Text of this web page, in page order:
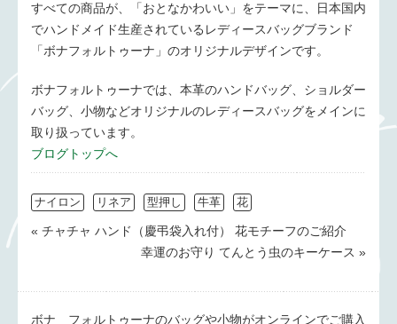
すべての商品が、「おとなかわいい」をテーマに、日本国内
でハンドメイド生産されているレディースバッグブランド
「ボナフォルトゥーナ」のオリジナルデザインです。
ボナフォルトゥーナでは、本革のハンドバッグ、ショルダー
バッグ、小物などオリジナルのレディースバッグをメインに
取り扱っています。
ブログトップへ
ナイロン リネア 型押し 牛革 花
« チャチャ ハンド（慶弔袋入れ付） 花モチーフのご紹介
幸運のお守り てんとう虫のキーケース »
ボナ フォルトゥーナのバッグや小物がオンラインでご購入